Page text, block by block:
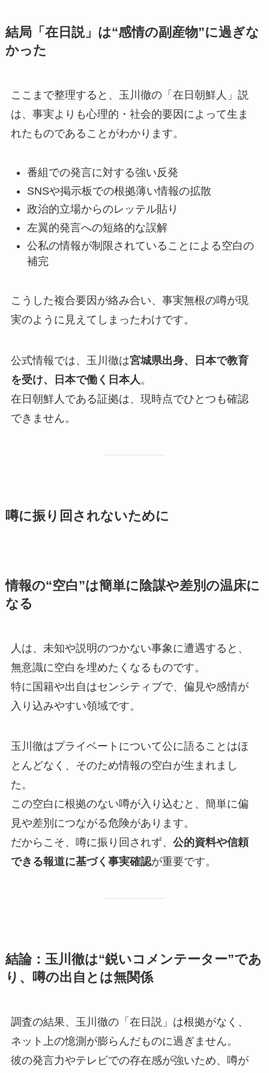
結局「在日説」は“感情の副産物”に過ぎな
かった
ここまで整理すると、玉川徹の「在日朝鮮人」説
は、事実よりも心理的・社会的要因によって生ま
れたものであることがわかります。
番組での発言に対する強い反発
SNSや掲示板での根拠薄い情報の拡散
政治的立場からのレッテル貼り
左翼的発言への短絡的な誤解
公私の情報が制限されていることによる空白の
補完
こうした複合要因が絡み合い、事実無根の噂が現
実のように見えてしまったわけです。
公式情報では、玉川徹は宮城県出身、日本で教育
を受け、日本で働く日本人 。
在日朝鮮人である証拠は、現時点でひとつも確認
できません。
噂に振り回されないために
情報の“空白”は簡単に陰謀や差別の温床に
なる
人は、未知や説明のつかない事象に遭遇すると、
無意識に空白を埋めたくなるものです。
特に国籍や出自はセンシティブで、偏見や感情が
入り込みやすい領域です。
玉川徹はプライベートについて公に語ることはほ
とんどなく、そのため情報の空白が生まれまし
た。
この空白に根拠のない噂が入り込むと、簡単に偏
見や差別につながる危険があります。
だからこそ、噂に振り回されず、 公的資料や信頼
できる報道に基づく事実確認が重要です。
結論：玉川徹は“鋭いコメンテーター”であ
り、噂の出自とは無関係
調査の結果、玉川徹の「在日説」は根拠がなく、
ネット上の憶測が膨らんだものに過ぎません。
彼の発言力やテレビでの存在感が強いため、噂が